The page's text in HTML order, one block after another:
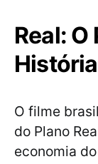
Real: O
História
O filme
do Plano
economia